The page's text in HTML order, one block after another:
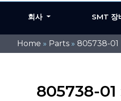
Home » Parts » 805738-01
805738-
회사 SMT 장